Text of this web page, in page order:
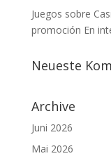
Juegos sobre
promoción En
Neueste
Archive
Juni 2026
Mai 2026